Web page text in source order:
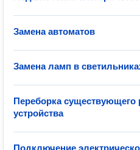
Замена автоматов
Замена ламп в
Переборка существующего
устройства
Подключение